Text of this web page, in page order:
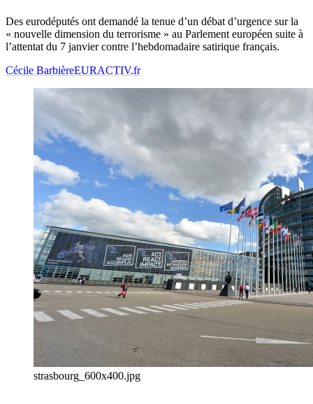
Des eurodéputés ont demandé la tenue d’un débat d’urgence sur la
« nouvelle dimension du terrorisme » au Parlement européen suite à
l’attentat du 7 janvier contre l’hebdomadaire satirique français.
Cécile BarbièreEURACTIV.fr
strasbourg_600x400.jpg